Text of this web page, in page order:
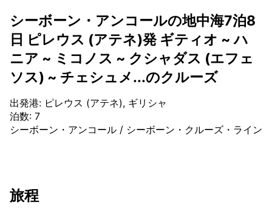
シーボーン・アンコールの地中海7泊8
日 ピレウス (アテネ)発 ギティオ ~ ハ
ニア ~ ミコノス ~ クシャダス (エフェ
ソス) ~ チェシュメ...のクルーズ
出発港: ピレウス (アテネ), ギリシャ
泊数: 7
シーボーン・アンコール / シーボーン・クルーズ・ライン
旅程